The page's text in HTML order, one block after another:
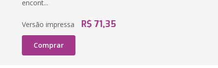
encont...
Versão impressa R$ 71,35
Comprar